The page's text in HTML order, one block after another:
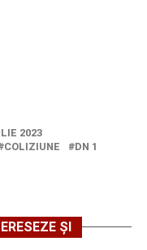
2023
COLIZIUNE
DN 1
ȘI